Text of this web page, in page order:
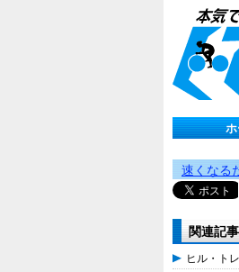
速くなる
関連記事
ヒル・ト